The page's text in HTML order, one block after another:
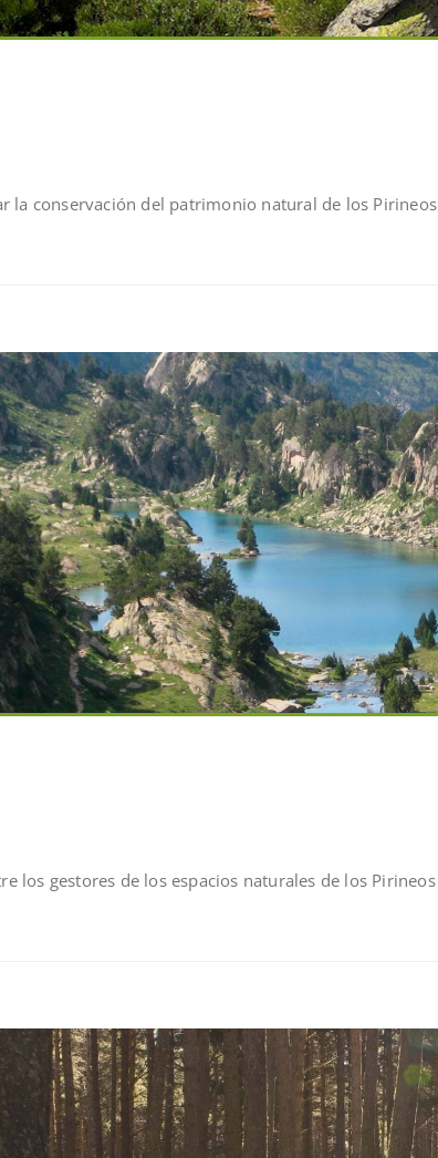
la conservación del patrimonio natural de los Pirineos
los gestores de los espacios naturales de los Pirineos